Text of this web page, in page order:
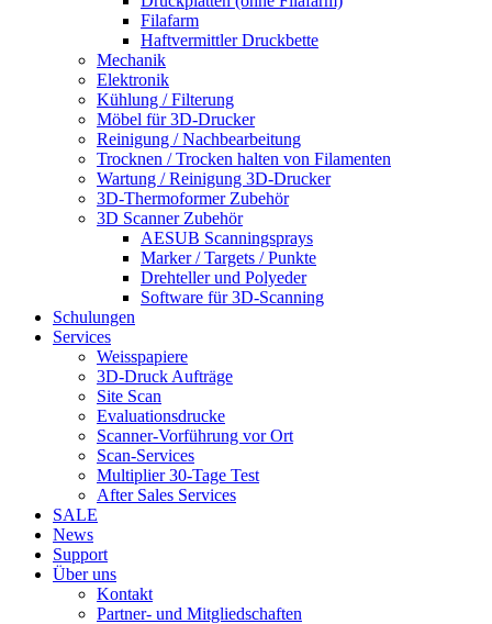
Filafarm
Haftvermittler Druckbette
Mechanik
Elektronik
Kühlung / Filterung
Möbel für 3D-Drucker
Reinigung / Nachbearbeitung
Trocknen / Trocken halten von Filamenten
Wartung / Reinigung 3D-Drucker
3D-Thermoformer Zubehör
3D Scanner Zubehör
AESUB Scanningsprays
Marker / Targets / Punkte
Drehteller und Polyeder
Software für 3D-Scanning
Schulungen
Services
Weisspapiere
3D-Druck Aufträge
Site Scan
Evaluationsdrucke
Scanner-Vorführung vor Ort
Scan-Services
Multiplier 30-Tage Test
After Sales Services
SALE
News
Support
Über uns
Kontakt
Partner- und Mitgliedschaften